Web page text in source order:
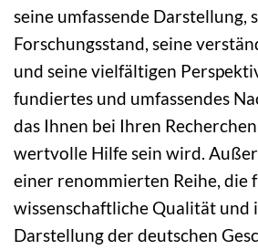
seine umfassende Darstellung,
Forschungsstand, seine
und seine vielfältigen
fundiertes und umfassendes
das Ihnen bei Ihren
wertvolle Hilfe sein wird.
einer renommierten Reihe, die
wissenschaftliche Qualität und
Darstellung der deutschen